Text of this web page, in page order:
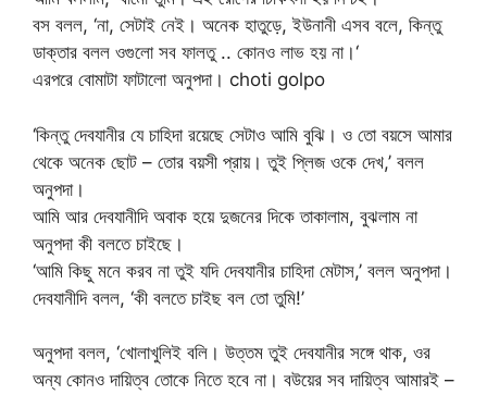
বস বলল, ‘না, সেটাই নেই। অনেক হাতুড়ে, ইউনানী এসব বলে, কিন্তু
ডাক্তার বলল ওগুলো সব ফালতু .. কোনও লাভ হয় না।‘
এরপরে বোমাটা ফাটালো অনুপদা। choti golpo
‘কিন্তু দেবযানীর যে চাহিদা রয়েছে সেটাও আমি বুঝি। ও তো বয়সে আমার
থেকে অনেক ছোট – তোর বয়সী প্রায়। তুই প্লিজ ওকে দেখ,’ বলল
অনুপদা।
আমি আর দেবযানীদি অবাক হয়ে দুজনের দিকে তাকালাম, বুঝলাম না
অনুপদা কী বলতে চাইছে।
‘আমি কিছু মনে করব না তুই যদি দেবযানীর চাহিদা মেটাস,’ বলল অনুপদা।
দেবযানীদি বলল, ‘কী বলতে চাইছ বল তো তুমি!’
অনুপদা বলল, ‘খোলাখুলিই বলি। উত্তম তুই দেবযানীর সঙ্গে থাক, ওর
অন্য কোনও দায়িত্ব তোকে নিতে হবে না। বউয়ের সব দায়িত্ব আমারই –